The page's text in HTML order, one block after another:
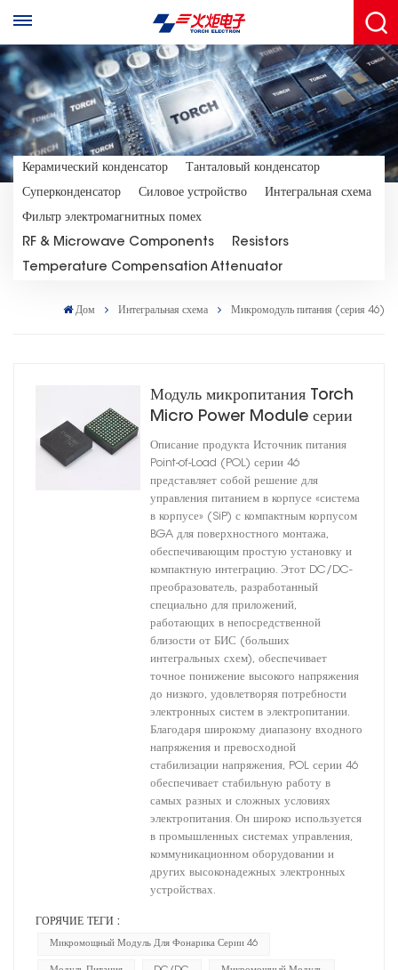
Керамический конденсатор
Танталовый конденсатор
Суперконденсатор
Силовое устройство
Интегральная схема
Фильтр электромагнитных помех
RF & Microwave Components
Resistors
Temperature Compensation Attenuator
Дом Интегральная схема Микромодуль питания (серия 46)
Модуль микропитания Torch
Micro Power Module серии
46 – DC-DC преобразователь
Описание продукта Источник питания
Point-of-Load (POL) серии 46
представляет собой решение для
управления питанием в корпусе «система
в корпусе» (SiP) с компактным корпусом
BGA для поверхностного монтажа,
обеспечивающим простую установку и
компактную интеграцию. Этот DC/DC-
преобразователь, разработанный
специально для приложений,
работающих в непосредственной
близости от БИС (больших
интегральных схем), обеспечивает
точное понижение высокого напряжения
до низкого, удовлетворяя потребности
электронных систем в электропитании.
Благодаря широкому диапазону входного
напряжения и превосходной
стабилизации напряжения, POL серии 46
обеспечивает стабильную работу в
самых разных и сложных условиях
электропитания. Он широко используется
в промышленных системах управления,
коммуникационном оборудовании и
других высоконадежных электронных
устройствах.
ГОРЯЧИЕ ТЕГИ :
Микромощный Модуль Для Фонарика Серии 46